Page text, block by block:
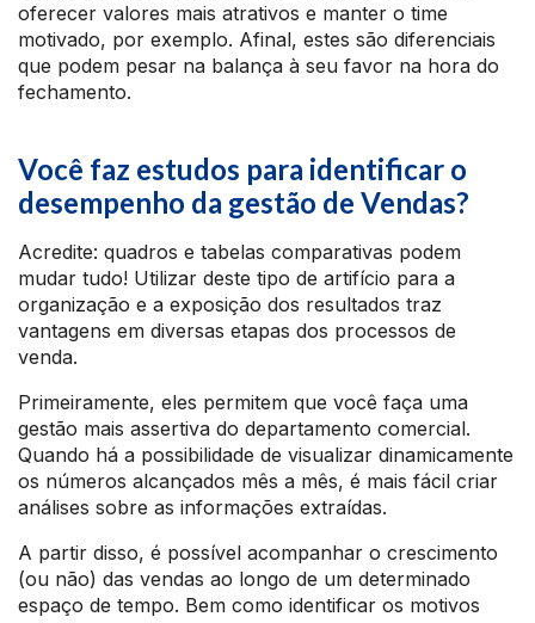
oferecer valores mais atrativos e manter o time
motivado, por exemplo. Afinal, estes são diferenciais
que podem pesar na balança à seu favor na hora do
fechamento.
Você faz estudos para identificar o
desempenho da gestão de Vendas?
Acredite: quadros e tabelas comparativas podem
mudar tudo! Utilizar deste tipo de artifício para a
organização e a exposição dos resultados traz
vantagens em diversas etapas dos processos de
venda.
Primeiramente, eles permitem que você faça uma
gestão mais assertiva do departamento comercial.
Quando há a possibilidade de visualizar dinamicamente
os números alcançados mês a mês, é mais fácil criar
análises sobre as informações extraídas.
A partir disso, é possível acompanhar o crescimento
(ou não) das vendas ao longo de um determinado
espaço de tempo. Bem como identificar os motivos